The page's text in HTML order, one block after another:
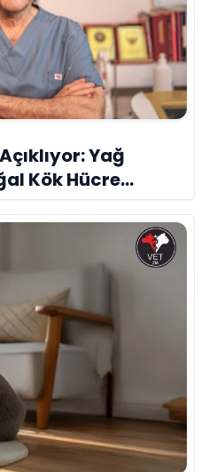
Yağ
Kök Hücre